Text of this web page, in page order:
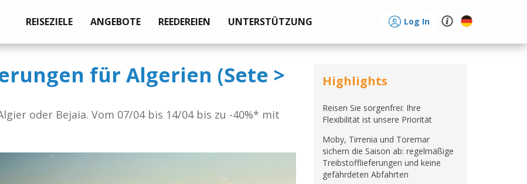
REISEZIELE ANGEBOTE REEDEREIEN UNTERSTÜTZUNG Log In
Highlights
Reisen Sie sorgenfrei: Ihre
Flexibilität ist unsere Priorität
Moby, Tirrenia und Toremar
sichern die Saison ab: regelmäßige
Treibstofflieferungen und keine
gefährdeten Abfahrten
für Algerien (Sete >
oder Bejaia. Vom 07/04 bis 14/04 bis zu -40%* mit